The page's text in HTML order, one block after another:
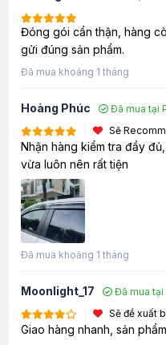
Đóng gói cẩn thận, hàng
gửi đúng sản phẩm.
Đã mua khoảng 1 tháng
Hoàng Phúc
Đã mua tại
Sẽ
Nhận hàng kiểm tra đầy
vừa luôn nên rất tiện
Đã mua khoảng 1 tháng
Moonlight_17
Đã mua tại
Sẽ đề xuất
Giao hàng nhanh, sản